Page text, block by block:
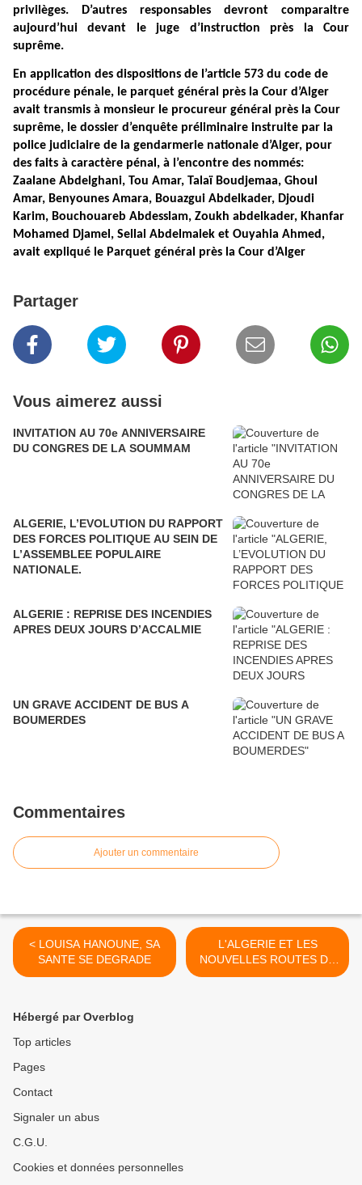
privilèges. D’autres responsables devront comparaitre
aujourd’hui devant le juge d’instruction près la Cour
suprême.
En application des dispositions de l’article 573 du code de
procédure pénale, le parquet général près la Cour d’Alger
avait transmis à monsieur le procureur général près la Cour
suprême, le dossier d’enquête préliminaire instruite par la
police judiciaire de la gendarmerie nationale d’Alger, pour
des faits à caractère pénal, à l’encontre des nommés:
Zaalane Abdelghani, Tou Amar, Talaï Boudjemaa, Ghoul
Amar, Benyounes Amara, Bouazgui Abdelkader, Djoudi
Karim, Bouchouareb Abdesslam, Zoukh abdelkader, Khanfar
Mohamed Djamel, Sellal Abdelmalek et Ouyahia Ahmed,
avait expliqué le Parquet général près la Cour d’Alger
Partager
Vous aimerez aussi
INVITATION AU 70e ANNIVERSAIRE
DU CONGRES DE LA SOUMMAM
ALGERIE, L’EVOLUTION DU RAPPORT
DES FORCES POLITIQUE AU SEIN DE
L’ASSEMBLEE POPULAIRE
NATIONALE.
ALGERIE : REPRISE DES INCENDIES
APRES DEUX JOURS D’ACCALMIE
UN GRAVE ACCIDENT DE BUS A
BOUMERDES
Commentaires
Ajouter un commentaire
< LOUISA HANOUNE, SA
SANTE SE DEGRADE
L'ALGERIE ET LES
NOUVELLES ROUTES DE
LA SOIE >
Hébergé par Overblog
Top articles
Pages
Contact
Signaler un abus
C.G.U.
Cookies et données personnelles